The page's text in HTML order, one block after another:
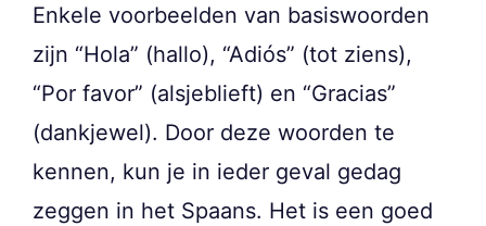
Enkele voorbeelden van basiswoorden
zijn “Hola” (hallo), “Adiós” (tot ziens),
“Por favor” (alsjeblieft) en “Gracias”
(dankjewel). Door deze woorden te
kennen, kun je in ieder geval gedag
zeggen in het Spaans. Het is een goed